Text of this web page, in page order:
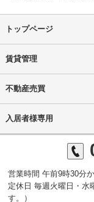
トップページ
賃貸管理
不動産売買
入居者様専用
営業時間 午前9時30分
定休日 毎週火曜日・水
す。）